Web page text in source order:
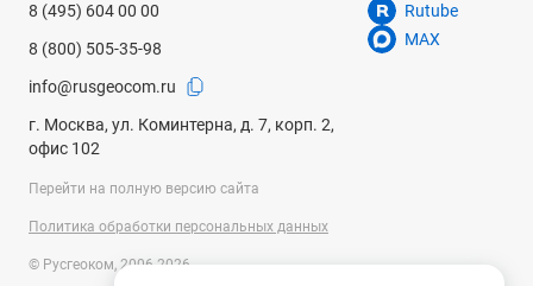
8 (495) 604 00 00
8 (800) 505-35-98
info@rusgeocom.ru
г. Москва, ул. Коминтерна, д. 7, корп. 2,
офис 102
Rutube
MAX
Перейти на полную версию сайта
Политика обработки персональных данных
© Русгеоком, 2006-2026